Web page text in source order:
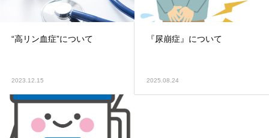
“高リン血症”について
2023.12.15
『尿崩症』について
2025.08.24